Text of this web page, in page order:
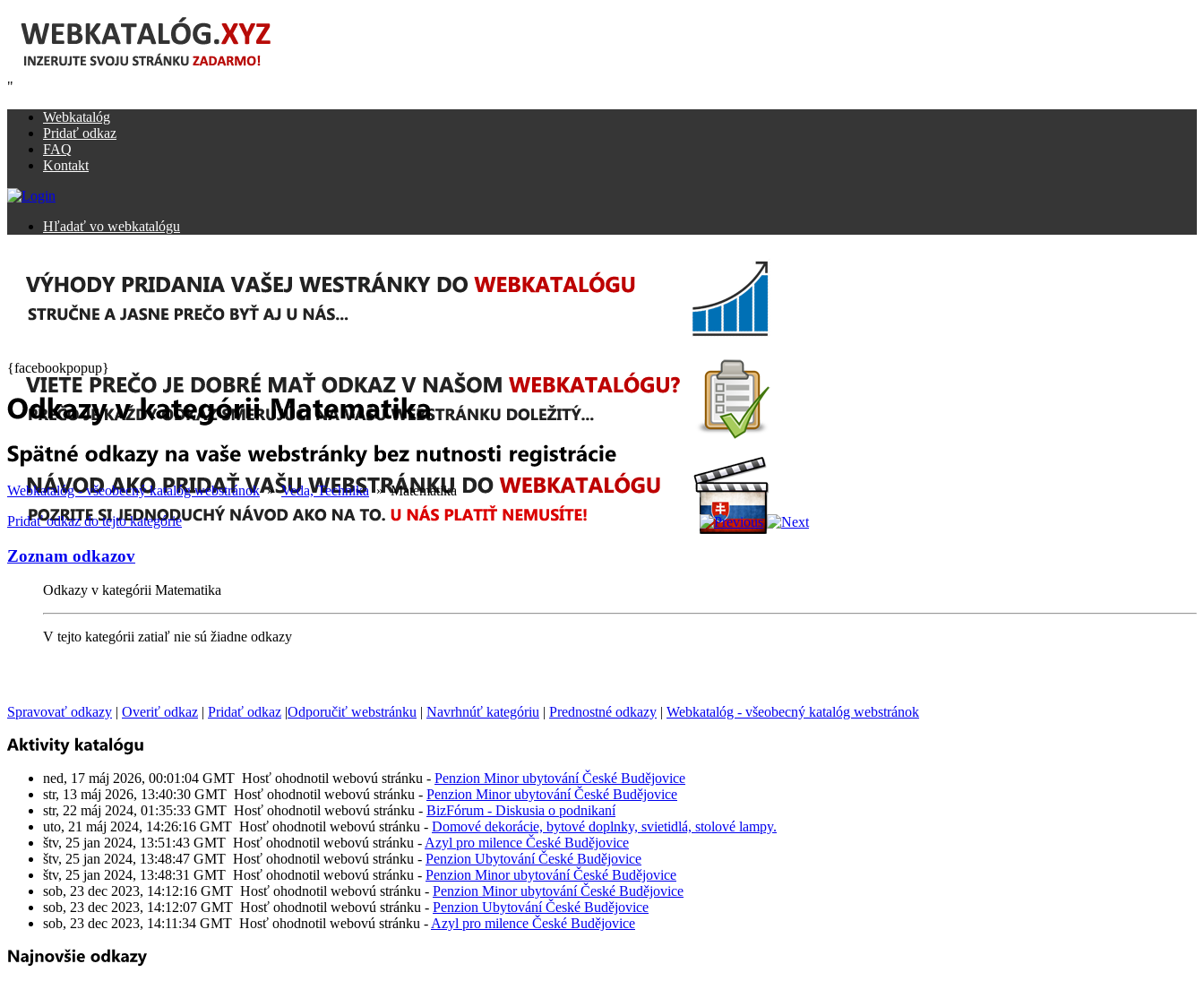
"
Webkatalóg
Pridať odkaz
FAQ
Kontakt
Hľadať vo webkatalógu
{facebookpopup}
Webkatalóg - všeobecný katalóg webstránok»Veda, Technika » Matematika
Pridať odkaz do tejto kategórie
Zoznam odkazov
Odkazy v kategórii Matematika
V tejto kategórii zatiaľ nie sú žiadne odkazy
Spravovať odkazy | Overiť odkaz | Pridať odkaz |Odporučiť webstránku | Navrhnúť kategóriu | Prednostné odkazy | Webkatalóg - všeobecný katalóg webstránok
ned, 17 máj 2026, 00:01:04 GMT Hosť ohodnotil webovú stránku - Penzion Minor ubytování České Budějovice
str, 13 máj 2026, 13:40:30 GMT Hosť ohodnotil webovú stránku - Penzion Minor ubytování České Budějovice
str, 22 máj 2024, 01:35:33 GMT Hosť ohodnotil webovú stránku - BizFórum - Diskusia o podnikaní
uto, 21 máj 2024, 14:26:16 GMT Hosť ohodnotil webovú stránku - Domové dekorácie, bytové doplnky, svietidlá, stolové lampy.
štv, 25 jan 2024, 13:51:43 GMT Hosť ohodnotil webovú stránku - Azyl pro milence České Budějovice
štv, 25 jan 2024, 13:48:47 GMT Hosť ohodnotil webovú stránku - Penzion Ubytování České Budějovice
štv, 25 jan 2024, 13:48:31 GMT Hosť ohodnotil webovú stránku - Penzion Minor ubytování České Budějovice
sob, 23 dec 2023, 14:12:16 GMT Hosť ohodnotil webovú stránku - Penzion Minor ubytování České Budějovice
sob, 23 dec 2023, 14:12:07 GMT Hosť ohodnotil webovú stránku - Penzion Ubytování České Budějovice
sob, 23 dec 2023, 14:11:34 GMT Hosť ohodnotil webovú stránku - Azyl pro milence České Budějovice